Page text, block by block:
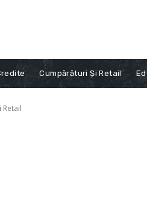
Cumpărături Și Retail
Retail